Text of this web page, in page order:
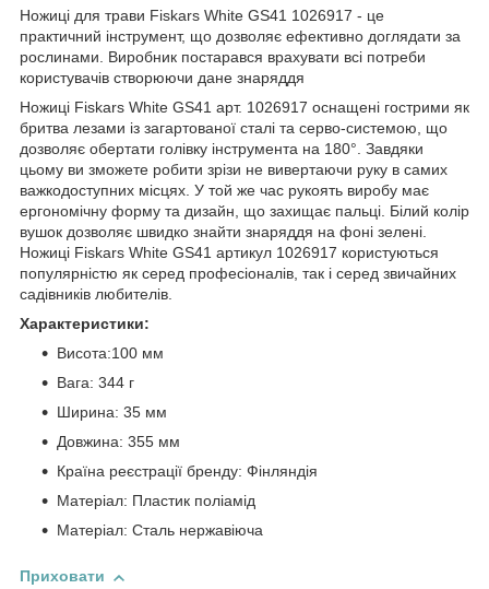
Ножиці для трави Fiskars White GS41 1026917 - це
практичний інструмент, що дозволяє ефективно доглядати за
рослинами. Виробник постарався врахувати всі потреби
користувачів створюючи дане знаряддя
Ножиці Fiskars White GS41 арт. 1026917 оснащені гострими як
бритва лезами із загартованої сталі та серво-системою, що
дозволяє обертати голівку інструмента на 180°. Завдяки
цьому ви зможете робити зрізи не вивертаючи руку в самих
важкодоступних місцях. У той же час рукоять виробу має
ергономічну форму та дизайн, що захищає пальці. Білий колір
вушок дозволяє швидко знайти знаряддя на фоні зелені.
Ножиці Fiskars White GS41 артикул 1026917 користуються
популярністю як серед професіоналів, так і серед звичайних
садівників любителів.
Характеристики:
Висота:100 мм
Вага: 344 г
Ширина: 35 мм
Довжина: 355 мм
Країна реєстрації бренду: Фінляндія
Матеріал: Пластик поліамід
Матеріал: Сталь нержавіюча
Приховати